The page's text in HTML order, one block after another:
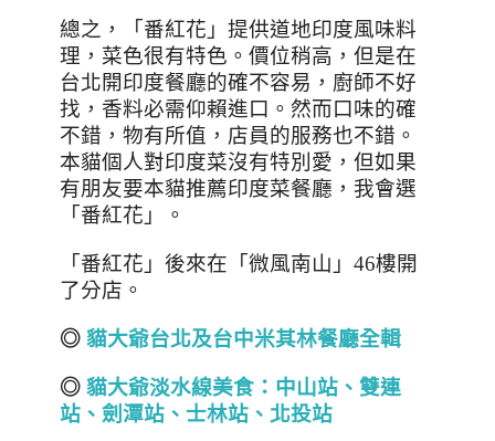
總之，「番紅花」提供道地印度風味料
理，菜色很有特色。價位稍高，但是在
台北開印度餐廳的確不容易，廚師不好
找，香料必需仰賴進口。然而口味的確
不錯，物有所值，店員的服務也不錯。
本貓個人對印度菜沒有特別愛，但如果
有朋友要本貓推薦印度菜餐廳，我會選
「番紅花」
。
「番紅花」後來在「微風南山」 46樓開
了分店 。
◎ 貓大爺台北及台中米其林餐廳全輯
◎ 貓大爺淡水線美食：中山站、雙連
站、劍潭站、士林站、北投站